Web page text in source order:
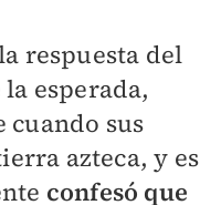
respuesta del
esperada,
cuando sus
azteca, y es
confesó que